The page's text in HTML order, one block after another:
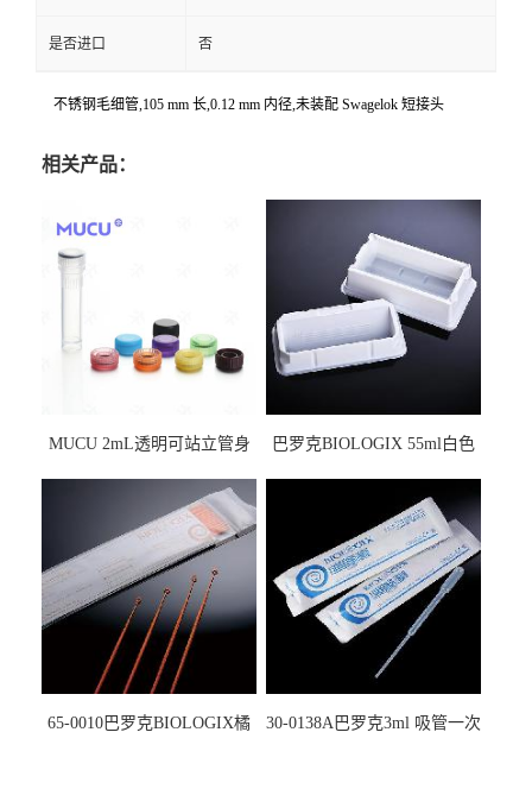
是否进口 否
不锈钢毛细管,105 mm 长,0.12 mm 内径,未装配 Swagelok 短接头
相关产品：
MUCU 2mL透明可站立管身
巴罗克BIOLOGIX 55ml白色
马射线灭菌25-0051
65-0010巴罗克BIOLOGIX橘
30-0138A巴罗克3ml 吸管一次